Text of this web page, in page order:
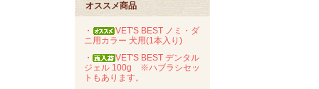
オススメ商品
・
VET'S BEST ノミ・ダ
ニ用カラー 犬用(1本入り)
・
VET'S BEST デンタル
ジェル 100g ※ハブラシセッ
トもあります。